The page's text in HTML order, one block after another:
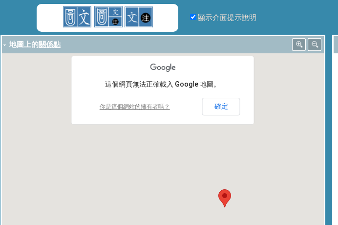
顯示介面提示說明
地圖上的關係點
這個網頁無法正確載入 Google 地圖。
你是這個網站的擁有者嗎？ 確定